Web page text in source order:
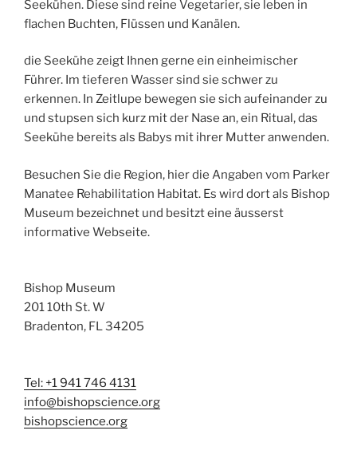
Seekühen. Diese sind reine Vegetarier, sie leben in
flachen Buchten, Flüssen und Kanälen.
die Seekühe zeigt Ihnen gerne ein einheimischer
Führer. Im tieferen Wasser sind sie schwer zu
erkennen. In Zeitlupe bewegen sie sich aufeinander zu
und stupsen sich kurz mit der Nase an, ein Ritual, das
Seekühe bereits als Babys mit ihrer Mutter anwenden.
Besuchen Sie die Region, hier die Angaben vom Parker
Manatee Rehabilitation Habitat. Es wird dort als Bishop
Museum bezeichnet und besitzt eine äusserst
informative Webseite.
Bishop Museum
201 10th St. W
Bradenton, FL 34205
Tel: +1 941 746 4131
info@bishopscience.org
bishopscience.org